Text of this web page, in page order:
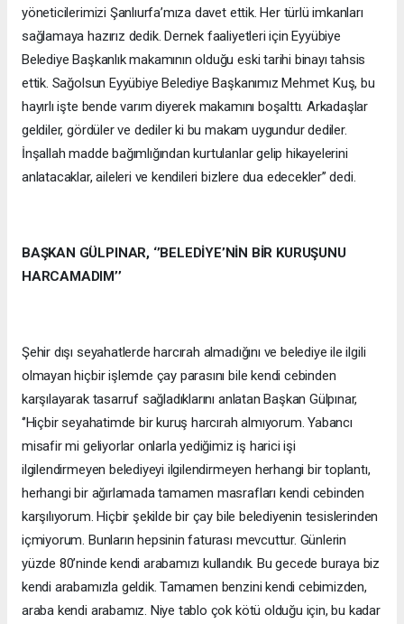
yöneticilerimizi Şanlıurfa’mıza davet ettik. Her türlü imkanları
sağlamaya hazırız dedik. Dernek faaliyetleri için Eyyübiye
Belediye Başkanlık makamının olduğu eski tarihi binayı tahsis
ettik. Sağolsun Eyyübiye Belediye Başkanımız Mehmet Kuş, bu
hayırlı işte bende varım diyerek makamını boşalttı. Arkadaşlar
geldiler, gördüler ve dediler ki bu makam uygundur dediler.
İnşallah madde bağımlığından kurtulanlar gelip hikayelerini
anlatacaklar, aileleri ve kendileri bizlere dua edecekler’’ dedi.
BAŞKAN GÜLPINAR, ‘’BELEDİYE’NİN BİR KURUŞUNU
HARCAMADIM’’
Şehir dışı seyahatlerde harcırah almadığını ve belediye ile ilgili
olmayan hiçbir işlemde çay parasını bile kendi cebinden
karşılayarak tasarruf sağladıklarını anlatan Başkan Gülpınar,
‘’Hiçbir seyahatimde bir kuruş harcırah almıyorum. Yabancı
misafir mi geliyorlar onlarla yediğimiz iş harici işi
ilgilendirmeyen belediyeyi ilgilendirmeyen herhangi bir toplantı,
herhangi bir ağırlamada tamamen masrafları kendi cebinden
karşılıyorum. Hiçbir şekilde bir çay bile belediyenin tesislerinden
içmiyorum. Bunların hepsinin faturası mevcuttur. Günlerin
yüzde 80’ninde kendi arabamızı kullandık. Bu gecede buraya biz
kendi arabamızla geldik. Tamamen benzini kendi cebimizden,
araba kendi arabamız. Niye tablo çok kötü olduğu için, bu kadar